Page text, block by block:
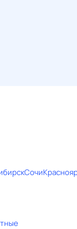
Сочи